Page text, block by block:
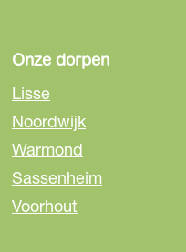
Onze dorpen
Lisse
Noordwijk
Warmond
Sassenheim
Voorhout